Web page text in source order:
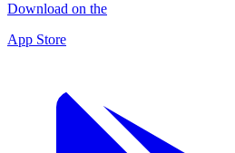
Download on the
App Store